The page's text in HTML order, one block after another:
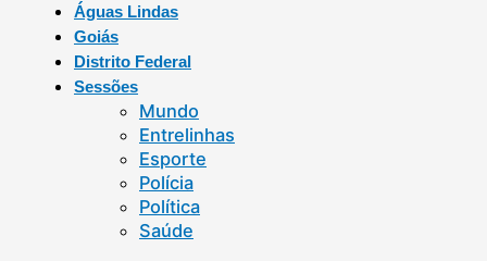
Águas Lindas
Goiás
Distrito Federal
Sessões
Mundo
Entrelinhas
Esporte
Polícia
Política
Saúde